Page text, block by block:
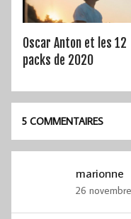
Oscar Anton et les 12
packs de 2020
5 COMMENTAIRES
marionne
26